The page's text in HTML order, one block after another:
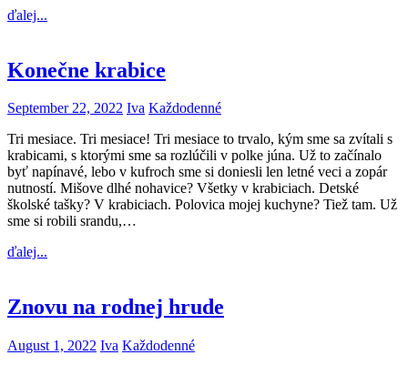
ďalej...
Konečne krabice
September 22, 2022 Iva Každodenné
Tri mesiace. Tri mesiace! Tri mesiace to trvalo, kým sme sa zvítali s
krabicami, s ktorými sme sa rozlúčili v polke júna. Už to začínalo
byť napínavé, lebo v kufroch sme si doniesli len letné veci a zopár
nutností. Mišove dlhé nohavice? Všetky v krabiciach. Detské
školské tašky? V krabiciach. Polovica mojej kuchyne? Tiež tam. Už
sme si robili srandu,…
ďalej...
Znovu na rodnej hrude
August 1, 2022 Iva Každodenné